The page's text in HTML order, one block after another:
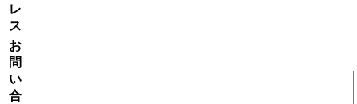
レ
ス
お
問
い
合